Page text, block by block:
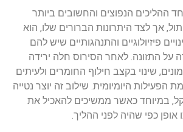
ההליכים הנפוצים והחשובים ביותר
אך לצד היתרונות הברורים שלו, הוא
פיזיולוגיים והתנהגותיים שיש להם
על התזונה. לאחר הסירוס חלה ירידה
שינוי בקצב חילוף החומרים ולעיתים
הפעילות היומיומית. שילוב זה יוצר נטייה
במיוחד כאשר ממשיכים להאכיל את
אופן כפי שהיה לפני ההליך.